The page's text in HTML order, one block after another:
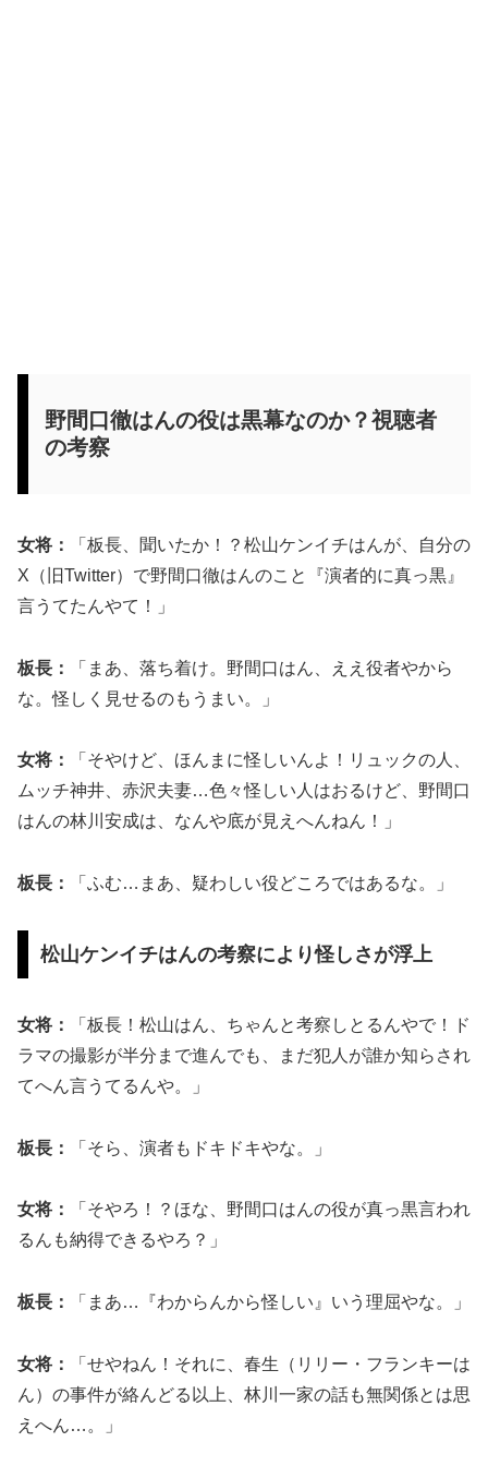
野間口徹はんの役は黒幕なのか？視聴者
の考察
女将：
「板長、聞いたか！？松山ケンイチはんが、自分の
X（旧Twitter）で野間口徹はんのこと『演者的に真っ黒』
言うてたんやて！」
板長：
「まあ、落ち着け。野間口はん、ええ役者やから
な。怪しく見せるのもうまい。」
女将：
「そやけど、ほんまに怪しいんよ！リュックの人、
ムッチ神井、赤沢夫妻…色々怪しい人はおるけど、野間口
はんの林川安成は、なんや底が見えへんねん！」
板長： 「ふむ…まあ、疑わしい役どころではあるな。」
松山ケンイチはんの考察により怪しさが浮上
女将：
「板長！松山はん、ちゃんと考察しとるんやで！ド
ラマの撮影が半分まで進んでも、まだ犯人が誰か知らされ
てへん言うてるんや。」
板長： 「そら、演者もドキドキやな。」
女将：
「そやろ！？ほな、野間口はんの役が真っ黒言われ
るんも納得できるやろ？」
板長： 「まあ…『わからんから怪しい』いう理屈やな。」
女将：
「せやねん！それに、春生（リリー・フランキーは
ん）の事件が絡んどる以上、林川一家の話も無関係とは思
えへん…。」